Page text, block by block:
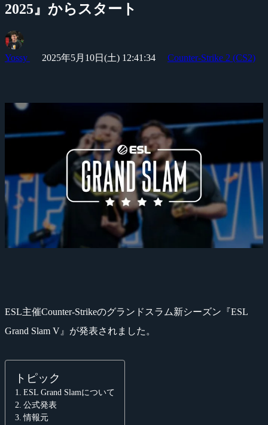
2025』からスタート
Yossy 2025年5月10日(土) 12:41:34 Counter-Strike 2 (CS2)
ESL主催Counter-Strikeのグランドスラム新シーズン『ESL
Grand Slam V』が発表されました。
トピック
ESL Grand Slamについて
公式発表
情報元